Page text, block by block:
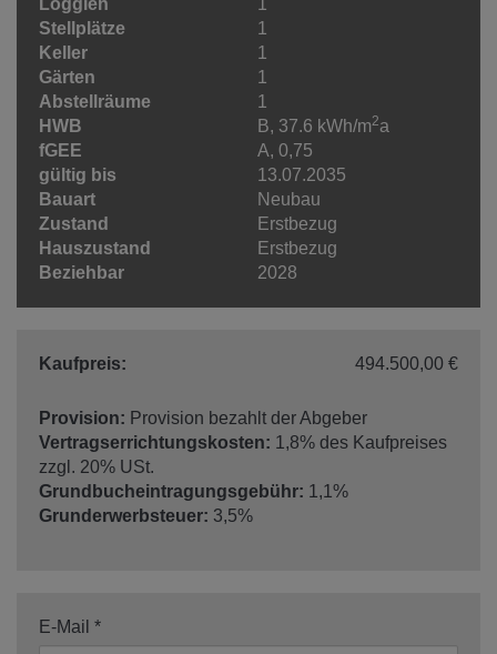
Loggien
1
Stellplätze
1
Keller
1
Gärten
1
Abstellräume
1
HWB
B, 37.6 kWh/m2a
fGEE
A, 0,75
gültig bis
13.07.2035
Bauart
Neubau
Zustand
Erstbezug
Hauszustand
Erstbezug
Beziehbar
2028
Kaufpreis: 494.500,00 €
Provision: Provision bezahlt der Abgeber
Vertragserrichtungskosten: 1,8% des Kaufpreises
zzgl. 20% USt.
Grundbucheintragungsgebühr: 1,1%
Grunderwerbsteuer: 3,5%
E-Mail